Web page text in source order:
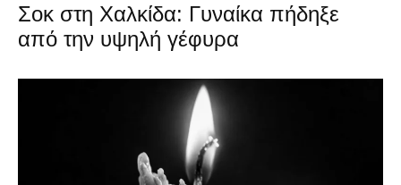
Σοκ στη Χαλκίδα: Γυναίκα πήδηξε
από την υψηλή γέφυρα